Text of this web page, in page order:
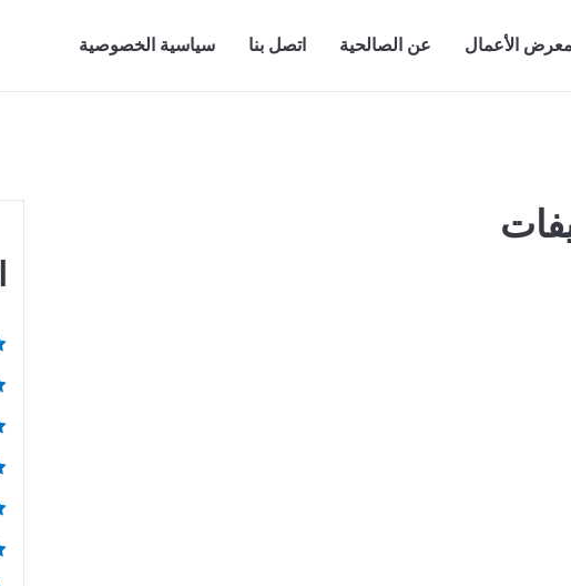
معرض الأعمال عن الصالحية اتصل بنا سياسية الخصوصية